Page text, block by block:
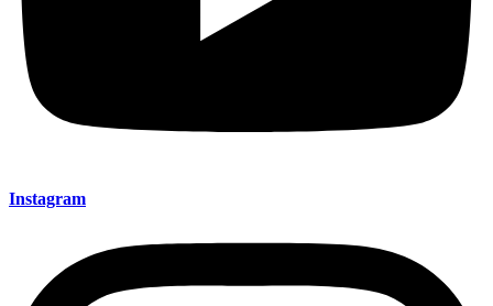
Instagram